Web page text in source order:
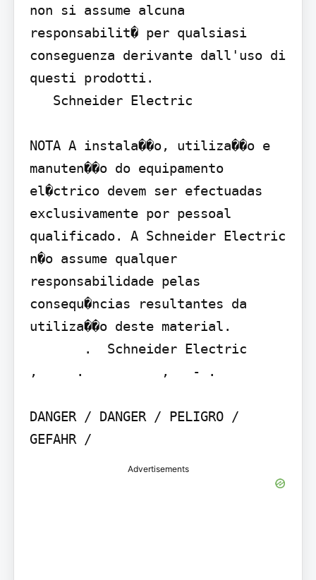
non si assume alcuna
responsabilit� per qualsiasi
conseguenza derivante dall'uso di
questi prodotti.
NOTA A instala��o, utiliza��o e
manuten��o do equipamento
el�ctrico devem ser efectuadas
exclusivamente por pessoal
qualificado. A Schneider Electric
n�o assume qualquer
responsabilidade pelas
consequ�ncias resultantes da
utiliza��o deste material.
,     .          ,   - .
DANGER / DANGER / PELIGRO /
GEFAHR /
Advertisements